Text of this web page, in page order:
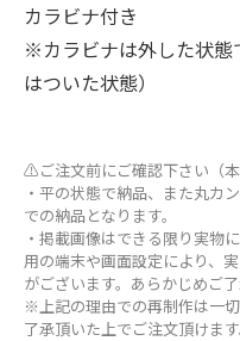
カラビナ付き
※カラビナは外した状態
はついた状態）
⚠ご注文前にご確認下さい（本
・平の状態で納品、また丸カ
での納品となります。
・掲載画像はできる限り実物
用の端末や画面設定により、
がございます。あらかじめご了
※上記の理由での再制作は一
了承頂いた上でご注文頂けます